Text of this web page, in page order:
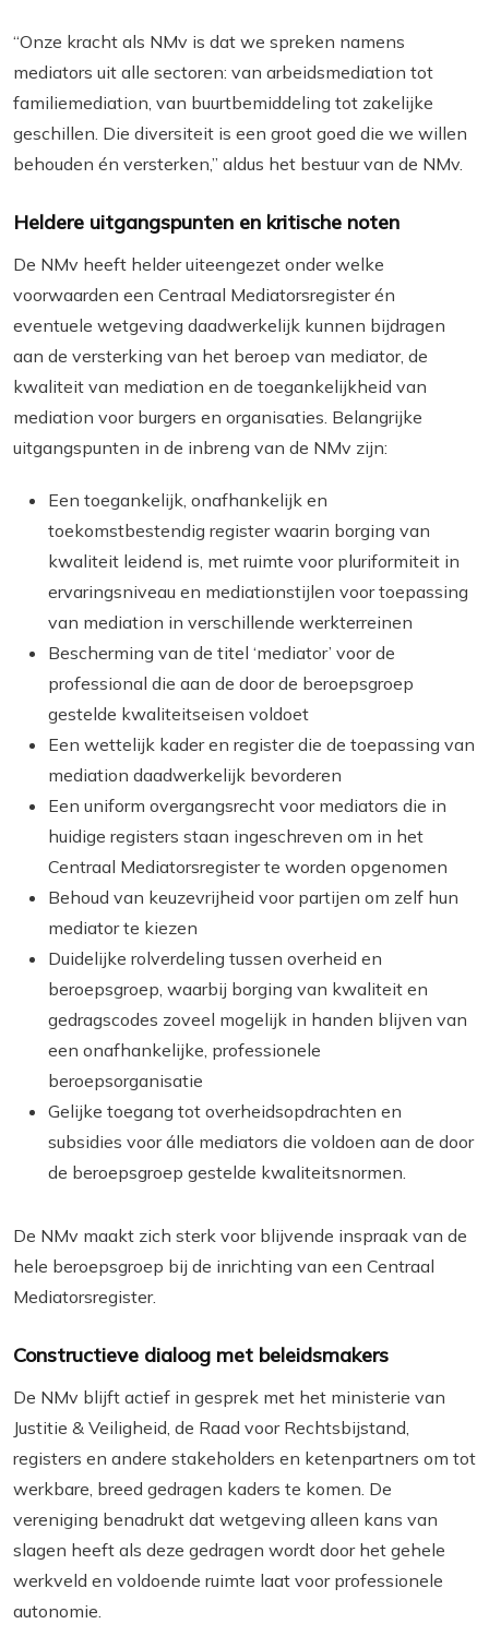
“Onze kracht als NMv is dat we spreken namens
mediators uit alle sectoren: van arbeidsmediation tot
familiemediation, van buurtbemiddeling tot zakelijke
geschillen. Die diversiteit is een groot goed die we willen
behouden én versterken,” aldus het bestuur van de NMv.
Heldere uitgangspunten en kritische noten
De NMv heeft helder uiteengezet onder welke
voorwaarden een Centraal Mediatorsregister én
eventuele wetgeving daadwerkelijk kunnen bijdragen
aan de versterking van het beroep van mediator, de
kwaliteit van mediation en de toegankelijkheid van
mediation voor burgers en organisaties. Belangrijke
uitgangspunten in de inbreng van de NMv zijn:
Een toegankelijk, onafhankelijk en
toekomstbestendig register waarin borging van
kwaliteit leidend is, met ruimte voor pluriformiteit in
ervaringsniveau en mediationstijlen voor toepassing
van mediation in verschillende werkterreinen
Bescherming van de titel ‘mediator’ voor de
professional die aan de door de beroepsgroep
gestelde kwaliteitseisen voldoet
Een wettelijk kader en register die de toepassing van
mediation daadwerkelijk bevorderen
Een uniform overgangsrecht voor mediators die in
huidige registers staan ingeschreven om in het
Centraal Mediatorsregister te worden opgenomen
Behoud van keuzevrijheid voor partijen om zelf hun
mediator te kiezen
Duidelijke rolverdeling tussen overheid en
beroepsgroep, waarbij borging van kwaliteit en
gedragscodes zoveel mogelijk in handen blijven van
een onafhankelijke, professionele
beroepsorganisatie
Gelijke toegang tot overheidsopdrachten en
subsidies voor álle mediators die voldoen aan de door
de beroepsgroep gestelde kwaliteitsnormen.
De NMv maakt zich sterk voor blijvende inspraak van de
hele beroepsgroep bij de inrichting van een Centraal
Mediatorsregister.
Constructieve dialoog met beleidsmakers
De NMv blijft actief in gesprek met het ministerie van
Justitie & Veiligheid, de Raad voor Rechtsbijstand,
registers en andere stakeholders en ketenpartners om tot
werkbare, breed gedragen kaders te komen. De
vereniging benadrukt dat wetgeving alleen kans van
slagen heeft als deze gedragen wordt door het gehele
werkveld en voldoende ruimte laat voor professionele
autonomie.